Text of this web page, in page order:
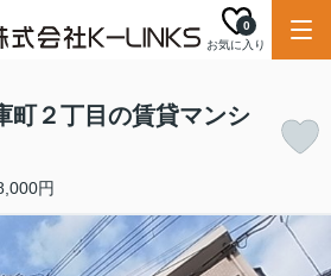
お気に入り
0
町２丁目の賃貸マンシ
円